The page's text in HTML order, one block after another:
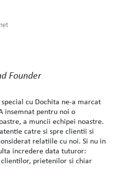
Founder
cu Dochita ne-a marcat
insemnat pentru noi o
a muncii echipei noastre.
catre si spre clientii si
relatiile cu noi. Si nu in
incredere data tuturor:
prietenilor si chiar